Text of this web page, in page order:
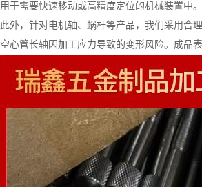
用于需要快速移动或高精度定位的机械装置中。
此外，针对电机轴、蜗杆等产品，我们采用合
空心管长轴因加工应力导致的变形风险。成品